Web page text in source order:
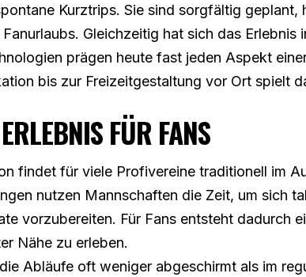
Kurztrips. Sie sind sorgfältig geplant,
Gleichzeitig hat sich das Erlebnis
prägen heute fast jeden Aspekt
bis zur Freizeitgestaltung vor Ort spielt
FÜR FANS
findet für viele Profivereine traditionell im
nutzen Mannschaften die Zeit, um sich
vorzubereiten. Für Fans entsteht dadurch
Nähe zu erleben.
Abläufe oft weniger abgeschirmt als im